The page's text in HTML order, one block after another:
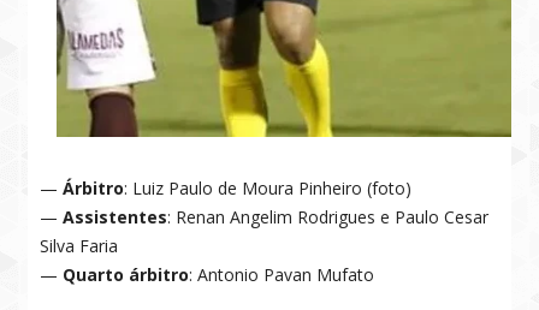
— Árbitro: Luiz Paulo de Moura Pinheiro (foto)
—Assistentes: Renan Angelim Rodrigues e Paulo Cesar
Silva Faria
— Quarto árbitro: Antonio Pavan Mufato